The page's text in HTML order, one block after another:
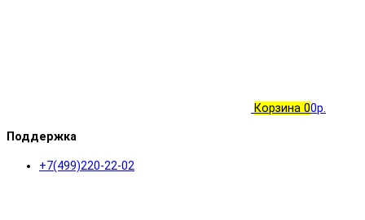
Корзина 00р.
Поддержка
+7(499)220-22-02